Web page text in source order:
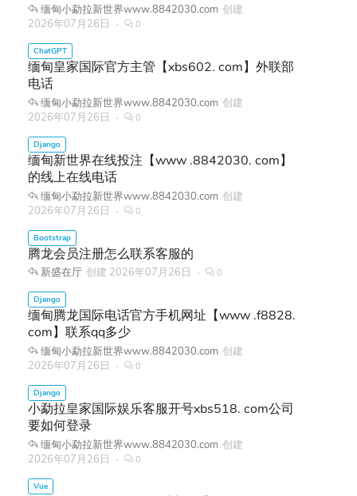
缅甸小勐拉新世界www.8842030.com 创建
2026年07月26日
0
缅甸皇家国际官方主管【xbs602. com】外联部
电话
缅甸小勐拉新世界www.8842030.com 创建
2026年07月26日
0
缅甸新世界在线投注【www .8842030. com】
的线上在线电话
缅甸小勐拉新世界www.8842030.com 创建
2026年07月26日
0
腾龙会员注册怎么联系客服的
新盛在厅 创建 2026年07月26日 0
缅甸腾龙国际电话官方手机网址【www .f8828.
com】联系qq多少
缅甸小勐拉新世界www.8842030.com 创建
2026年07月26日
0
小勐拉皇家国际娱乐客服开号xbs518. com公司
要如何登录
缅甸小勐拉新世界www.8842030.com 创建
2026年07月26日
0